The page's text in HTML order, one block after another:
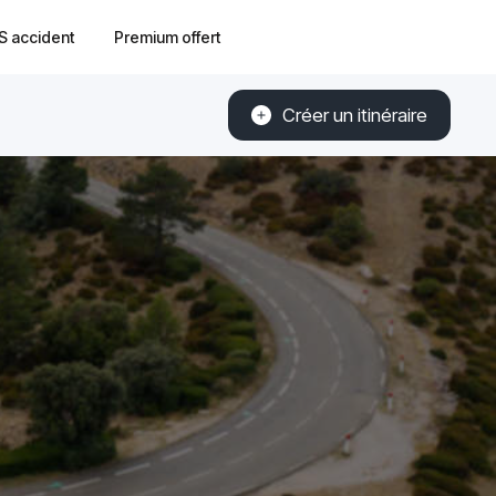
accident Premium offert
Créer un itinéraire